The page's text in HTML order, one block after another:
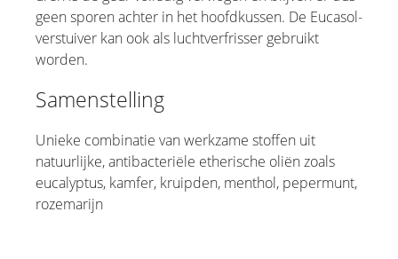
geen sporen achter in het hoofdkussen. De Eucasol-
verstuiver kan ook als luchtverfrisser gebruikt
worden.
Samenstelling
Unieke combinatie van werkzame stoffen uit
natuurlijke, antibacteriële etherische oliën zoals
eucalyptus, kamfer, kruipden, menthol, pepermunt,
rozemarijn